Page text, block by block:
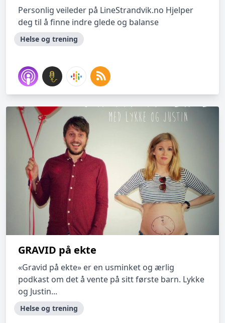
Personlig veileder på LineStrandvik.no Hjelper
deg til å finne indre glede og balanse
Helse og trening
GRAVID på ekte
«Gravid på ekte» er en usminket og ærlig
podkast om det å vente på sitt første barn. Lykke
og Justin...
Helse og trening